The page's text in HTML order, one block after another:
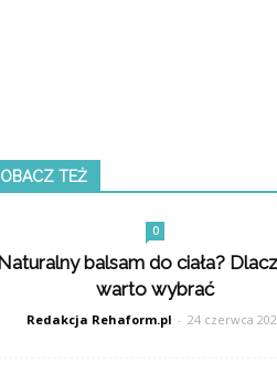
TEŻ
0
Naturalny balsam do ciała?
warto wybrać
Redakcja Rehaform.pl - 24 czerwca